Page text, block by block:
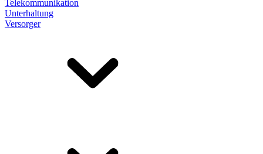
Telekommunikation
Unterhaltung
Versorger